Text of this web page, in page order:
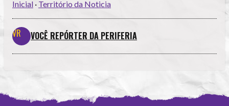
Inicial · Território da Noticia
VOCÊ REPÓRTER DA PERIFERIA